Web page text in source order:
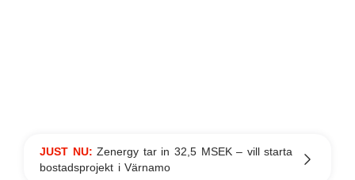
JUST NU:Zenergy tar in 32,5 MSEK – vill starta
bostadsprojekt i Värnamo